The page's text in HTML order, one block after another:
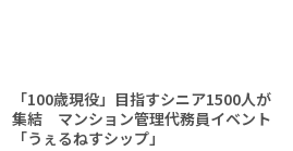
「100歳現役」目指すシニア1500人が
集結 マンション管理代務員イベント
「うぇるねすシップ」